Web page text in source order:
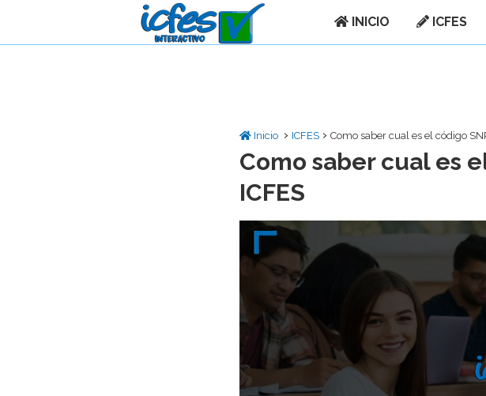
INICIO ICFES
Inicio › ICFES › Como saber cual es el código
Como saber cual es
ICFES